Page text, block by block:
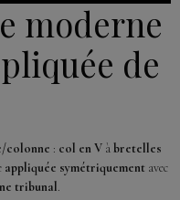
moderne
de
colonne : col en V àbretelles
appliquée symétriquement avec
tribunal.